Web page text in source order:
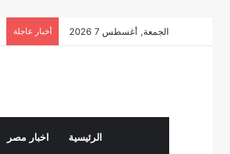
الجمعة, أغسطس 7 2026 أخبار عاجلة
الرئيسية اخبار مصر